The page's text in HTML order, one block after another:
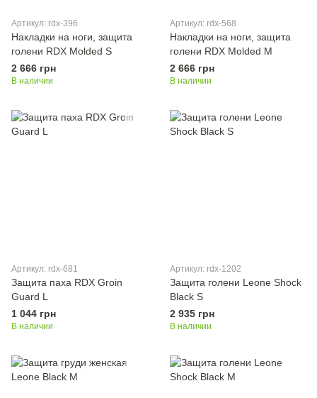
Артикул: rdx-396
Накладки на ноги, защита
голени RDX Molded S
2 666 грн
В наличии
Артикул: rdx-568
Накладки на ноги, защита
голени RDX Molded M
2 666 грн
В наличии
Артикул: rdx-681
Защита паха RDX Groin
Guard L
1 044 грн
В наличии
Артикул: rdx-1202
Защита голени Leone Shock
Black S
2 935 грн
В наличии